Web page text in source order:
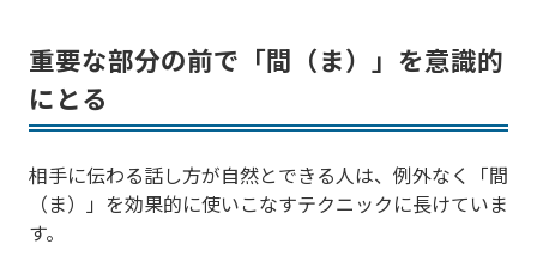
重要な部分の前で「間（ま）」を意識的
にとる
相手に伝わる話し方が自然とできる人は、例外なく「間
（ま）」を効果的に使いこなすテクニックに長けていま
す。